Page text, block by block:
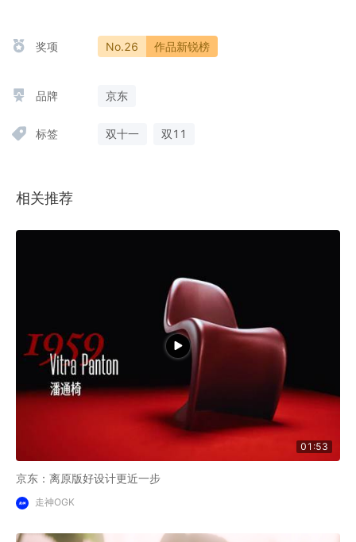
奖项 No.26 作品新锐榜
品牌 京东
标签 双十一 双11
相关推荐
01:53
京东：离原版好设计更近一步
走神OGK